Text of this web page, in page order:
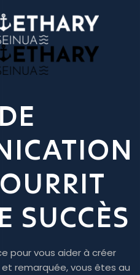
SUCCÈS
pour vous aider à créer
remarquée, vous êtes au